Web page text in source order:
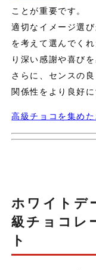
ことが重要です。
適切なイメージ選
を考えて選んでく
り深い感謝や喜び
さらに、センスの
関係性をより良好
高級チョコを集め
ホワイトデ
級チョコレ
ト